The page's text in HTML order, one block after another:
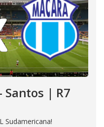
Santos | R7
Sudamericana!